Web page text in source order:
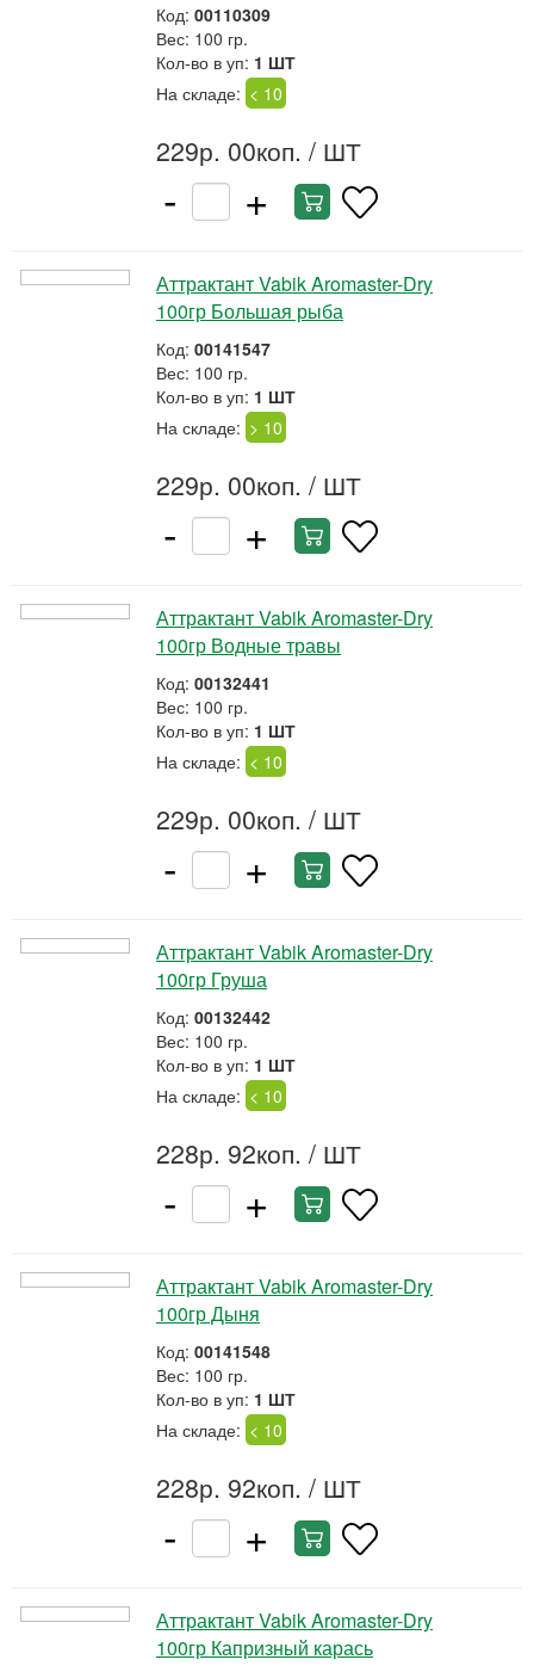
Код: 00110309
Вес: 100 гр.
Кол-во в уп: 1 ШТ
На складе: < 10
229р. 00коп. / ШТ
- +
Аттрактант Vabik Aromaster-Dry
100гр Большая рыба
Код: 00141547
Вес: 100 гр.
Кол-во в уп: 1 ШТ
На складе: > 10
229р. 00коп. / ШТ
- +
Аттрактант Vabik Aromaster-Dry
100гр Водные травы
Код: 00132441
Вес: 100 гр.
Кол-во в уп: 1 ШТ
На складе: < 10
229р. 00коп. / ШТ
- +
Аттрактант Vabik Aromaster-Dry
100гр Груша
Код: 00132442
Вес: 100 гр.
Кол-во в уп: 1 ШТ
На складе: < 10
228р. 92коп. / ШТ
- +
Аттрактант Vabik Aromaster-Dry
100гр Дыня
Код: 00141548
Вес: 100 гр.
Кол-во в уп: 1 ШТ
На складе: < 10
228р. 92коп. / ШТ
- +
Аттрактант Vabik Aromaster-Dry
100гр Капризный карась